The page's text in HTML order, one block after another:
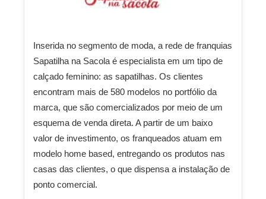
Inserida no segmento de moda, a rede de franquias
Sapatilha na Sacola é especialista em um tipo de
calçado feminino: as sapatilhas. Os clientes
encontram mais de 580 modelos no portfólio da
marca, que são comercializados por meio de um
esquema de venda direta. A partir de um baixo
valor de investimento, os franqueados atuam em
modelo home based, entregando os produtos nas
casas das clientes, o que dispensa a instalação de
ponto comercial.